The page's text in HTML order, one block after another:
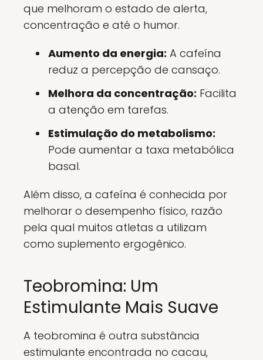
que melhoram o estado de alerta,
concentração e até o humor.
Aumento da energia: A cafeína
reduz a percepção de cansaço.
Melhora da concentração: Facilita
a atenção em tarefas.
Estimulação do metabolismo:
Pode aumentar a taxa metabólica
basal.
Além disso, a cafeína é conhecida por
melhorar o desempenho físico, razão
pela qual muitos atletas a utilizam
como suplemento ergogênico.
Teobromina: Um
Estimulante Mais Suave
A teobromina é outra substância
estimulante encontrada no cacau,